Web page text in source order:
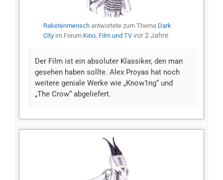
Raketenmensch antwortete zum Thema Dark
City im Forum Kino, Film und TV vor 2 Jahre
Der Film ist ein absoluter Klassiker, den man
gesehen haben sollte. Alex Proyas hat noch
weitere geniale Werke wie „Know1ng“ und
„The Crow“ abgeliefert.